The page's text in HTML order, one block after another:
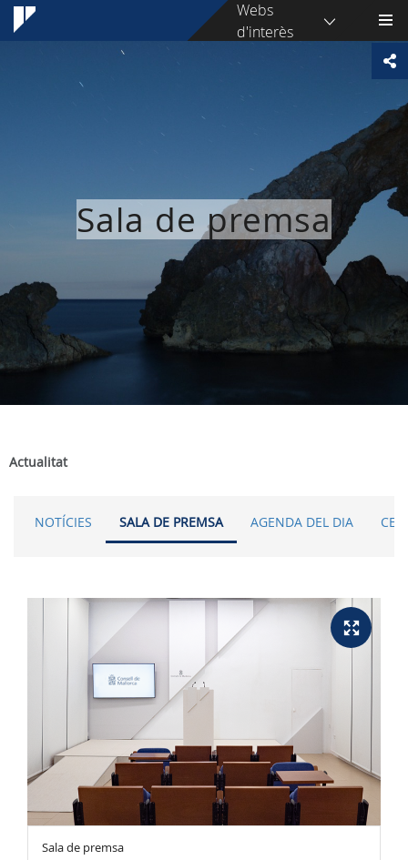
Webs
d'interès
Sala de premsa
Actualitat
NOTÍCIES SALA DE PREMSA AGENDA DEL DIA
Sala de premsa